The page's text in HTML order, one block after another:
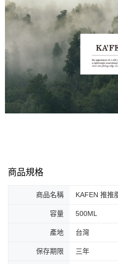
商品規格
商品名稱 KAFEN 推推
容量 500ML
產地 台灣
保存期限 三年